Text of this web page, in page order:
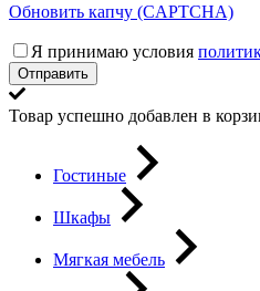
Обновить капчу (CAPTCHA)
Я принимаю условия
Отправить
Товар успешно добавлен в
Гостиные
Шкафы
Мягкая мебель